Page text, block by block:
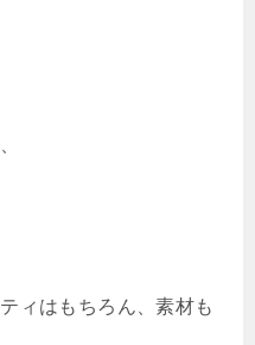
ィはもちろん、素材も